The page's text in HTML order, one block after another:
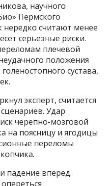
научного
Пермского
нередко считают менее
серьезные риски.
плечевой
положения
сустава,
эксперт, считается
Удар
черепно-мозговой
на поясницу и ягодицы
переломы
падение вперед.